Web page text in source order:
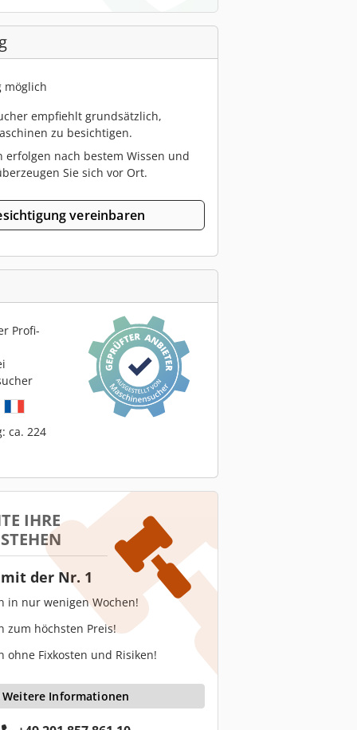
möglich
empfiehlt grundsätzlich,
zu besichtigen.
erfolgen nach bestem Wissen und
Sie sich vor Ort.
vereinbaren
Profi-
ca. 224
IHRE
der Nr. 1
in nur wenigen Wochen!
zum höchsten Preis!
ohne Fixkosten und Risiken!
Weitere Informationen